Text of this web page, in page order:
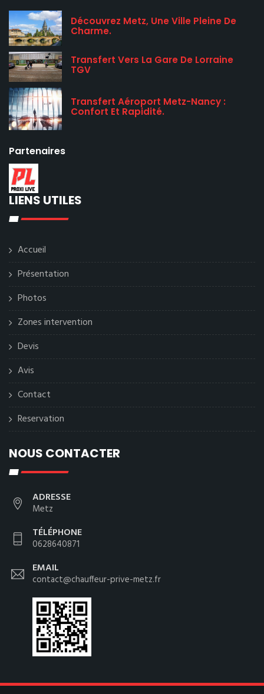
Découvrez Metz, Une Ville Pleine De
Charme.
Transfert Vers La Gare De Lorraine
TGV
Transfert Aéroport Metz-Nancy :
Confort Et Rapidité.
Partenaires
LIENS UTILES
Accueil
Présentation
Photos
Zones intervention
Devis
Avis
Contact
Reservation
NOUS CONTACTER
ADRESSE
Metz
TÉLÉPHONE
0628640871
EMAIL
contact@chauffeur-prive-metz.fr